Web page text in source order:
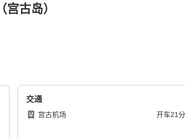
古岛）
交通
宫古机场 开车21